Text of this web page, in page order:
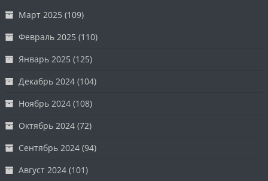
Март 2025 (109)
Февраль 2025 (110)
Январь 2025 (125)
Декабрь 2024 (104)
Ноябрь 2024 (108)
Октябрь 2024 (72)
Сентябрь 2024 (94)
Август 2024 (101)